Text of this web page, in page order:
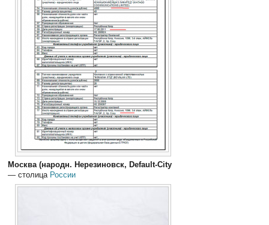
Москва (народн. Нерезиновск, Default-City
— столица России